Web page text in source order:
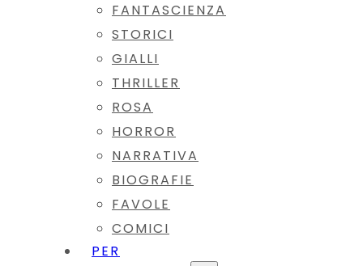
FANTASCIENZA
STORICI
GIALLI
THRILLER
ROSA
HORROR
NARRATIVA
BIOGRAFIE
FAVOLE
COMICI
PER